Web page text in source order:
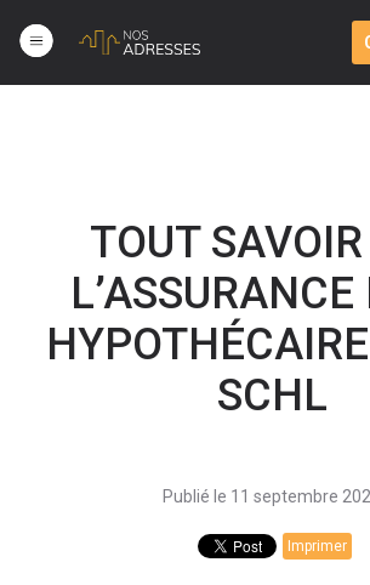
TOUT
SCHL
Publié le 11 septembre
Imprimer